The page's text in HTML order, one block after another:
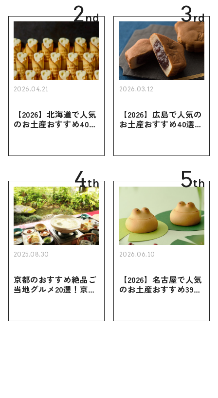
2nd
2026.04.21
【2026】北海道で人気
のお土産おすすめ40選
買えない限定品、女性
3rd
2026.03.12
【2026】広島で人気の
お土産おすすめ40選｜
き用、女性向けまで幅
4th
2025.08.30
京都のおすすめ絶品ご
当地グルメ20選！京都
5th
2026.06.10
【2026】名古屋で人気
のお土産おすすめ39選
お土産・ばらまき用ま